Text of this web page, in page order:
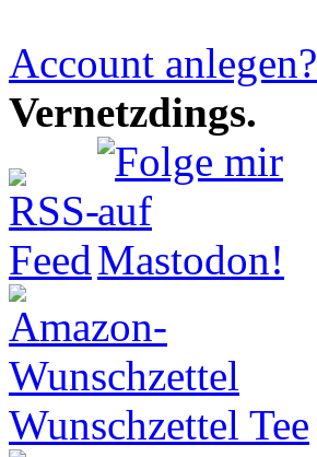
Account anlegen?
Vernetzdings.
Wunschzettel Tee